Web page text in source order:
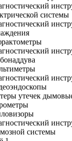
системы
утечек
системы